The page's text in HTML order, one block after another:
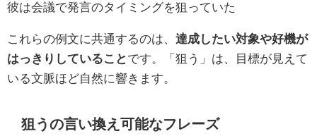
彼は会議で発言のタイミングを狙っていた
これらの例文に共通するのは、 達成したい対象や好機が
はっきりしていること です。「狙う」は、目標が見えて
いる文脈ほど自然に響きます。
狙うの言い換え可能なフレーズ